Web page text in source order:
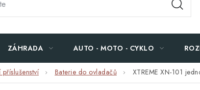
ZÁHRADA AUTO - MOTO - CYKLO
příslušenství Baterie do ovladačů XTREME XN-101